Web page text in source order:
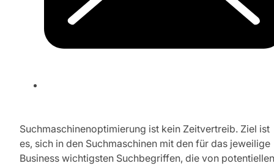
Suchmaschinenoptimierung ist kein Zeitvertreib. Ziel ist
es, sich in den Suchmaschinen mit den für das jeweilige
Business wichtigsten Suchbegriffen, die von potentiellen